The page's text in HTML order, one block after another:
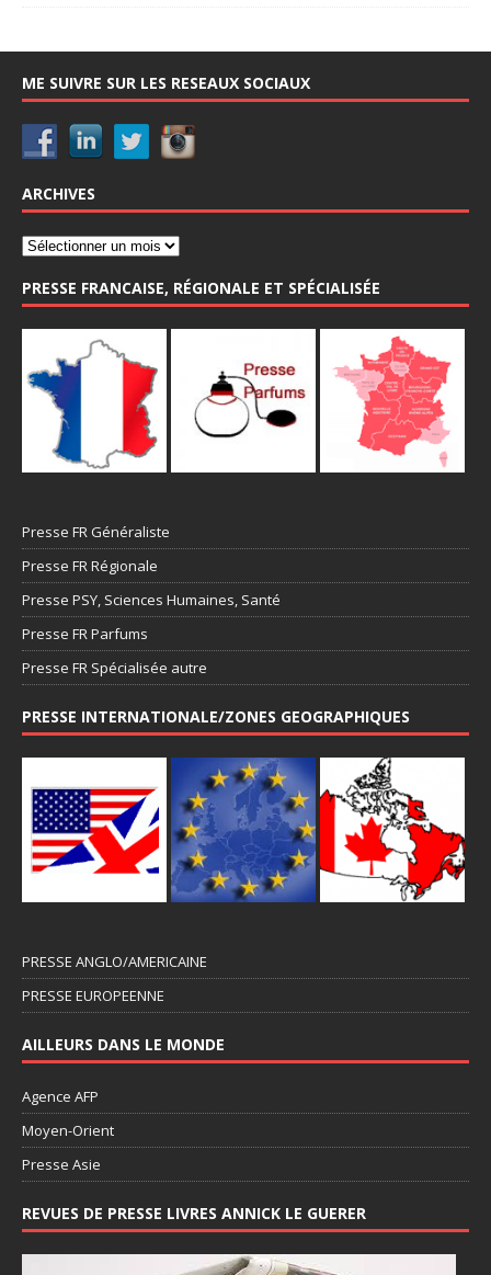
ME SUIVRE SUR LES RESEAUX SOCIAUX
ARCHIVES
PRESSE FRANCAISE, RÉGIONALE ET SPÉCIALISÉE
Presse FR Généraliste
Presse FR Régionale
Presse PSY, Sciences Humaines, Santé
Presse FR Parfums
Presse FR Spécialisée autre
PRESSE INTERNATIONALE/ZONES GEOGRAPHIQUES
PRESSE ANGLO/AMERICAINE
PRESSE EUROPEENNE
AILLEURS DANS LE MONDE
Agence AFP
Moyen-Orient
Presse Asie
REVUES DE PRESSE LIVRES ANNICK LE GUERER